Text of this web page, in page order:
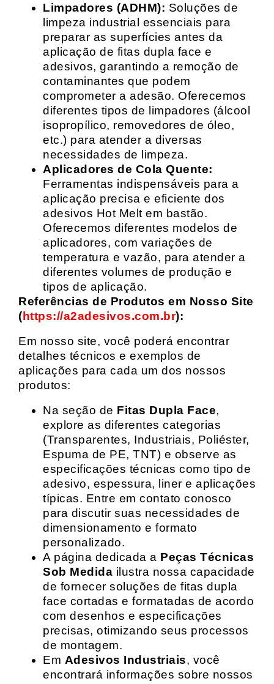
Limpadores (ADHM): Soluções de
limpeza industrial essenciais para
preparar as superfícies antes da
aplicação de fitas dupla face e
adesivos, garantindo a remoção de
contaminantes que podem
comprometer a adesão. Oferecemos
diferentes tipos de limpadores (álcool
isopropílico, removedores de óleo,
etc.) para atender a diversas
necessidades de limpeza.
Aplicadores de Cola Quente:
Ferramentas indispensáveis para a
aplicação precisa e eficiente dos
adesivos Hot Melt em bastão.
Oferecemos diferentes modelos de
aplicadores, com variações de
temperatura e vazão, para atender a
diferentes volumes de produção e
tipos de aplicação.
Referências de Produtos em Nosso Site
(https://a2adesivos.com.br):
Em nosso site, você poderá encontrar
detalhes técnicos e exemplos de
aplicações para cada um dos nossos
produtos:
Na seção de Fitas Dupla Face,
explore as diferentes categorias
(Transparentes, Industriais, Poliéster,
Espuma de PE, TNT) e observe as
especificações técnicas como tipo de
adesivo, espessura, liner e aplicações
típicas. Entre em contato conosco
para discutir suas necessidades de
dimensionamento e formato
personalizado.
A página dedicada a Peças Técnicas
Sob Medida ilustra nossa capacidade
de fornecer soluções de fitas dupla
face cortadas e formatadas de acordo
com desenhos e especificações
precisas, otimizando seus processos
de montagem.
Em Adesivos Industriais, você
encontrará informações sobre nossos